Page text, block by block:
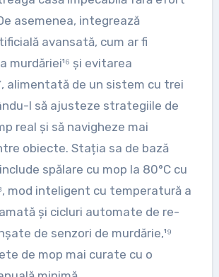
asemenea, integrează
avansată, cum ar fi
murdăriei¹⁶ și evitarea
alimentată de un sistem cu trei
l să ajusteze strategiile de
real și să navigheze mai
obiecte. Stația sa de bază
spălare cu mop la 80°C cu
mod inteligent cu temperatură a
și cicluri automate de re-
de senzori de murdărie,¹⁹
de mop mai curate cu o